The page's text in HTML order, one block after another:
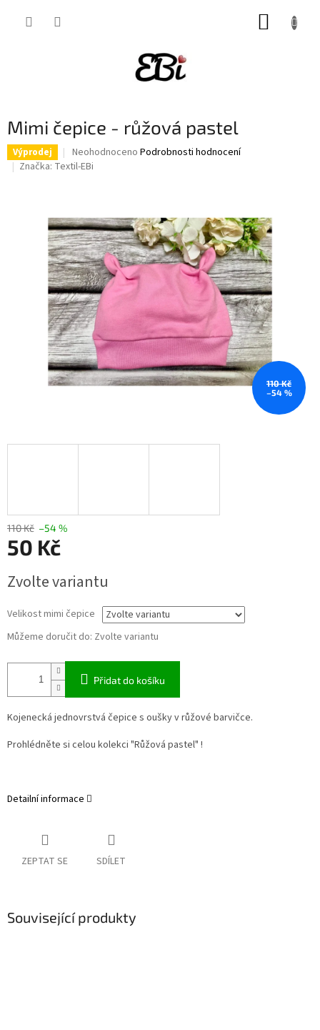
Mimi čepice - růžová pastel
Výprodej
Průměrné
hodnocení
z
5
hvězdiček.
Neohodnoceno Podrobnosti hodnocení
Značka: Textil-EBi
110 Kč
–54 %
110 Kč –54 %
50 Kč
cena:
Zvolte variantu
Velikost mimi čepice
Můžeme doručit do: Zvolte variantu
Přidat do košíku
Kojenecká jednovrstvá čepice s oušky v růžové barvičce.
Prohlédněte si celou kolekci "Růžová pastel" !
Detailní informace
ZEPTAT SE SDÍLET
Související produkty